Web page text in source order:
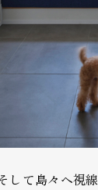
して島々へ視